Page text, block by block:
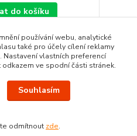
do košíku
z 1
používání webu, analytické
také pro účely cílení reklamy
Nastavení vlastních preferencí
ve spodní části stránek.
Souhlasím
odmítnout zde.